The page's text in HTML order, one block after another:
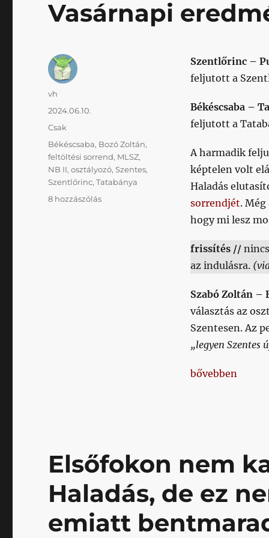
Vasárnapi
Szentlőrinc –
feljutott a
Békéscsaba –
feljutott a
A harmadik
képtelen volt
Haladás
sorrendjét.
hogy mi lesz
frissítés //nincs
az indulásra.
Szabó Zoltán –
választás az
Szentesen. Az
„legyen Szentes
„Vasárnapi
bővebben
Szerző
vh
Közzétéve
2024.06.10.
Kategória
Csak
Címke
Békéscsaba, Bozó Zoltán,
feltöltési sorrend, MLSZ,
NB II,osztályozó,Szentes,
Szentlőrinc,Tatabánya
8 hozzászólásVasárnapi
Elsőfokon nem
Haladás, de ez
emiatt